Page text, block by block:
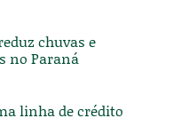
chuvas e
no Paraná
linha de crédito